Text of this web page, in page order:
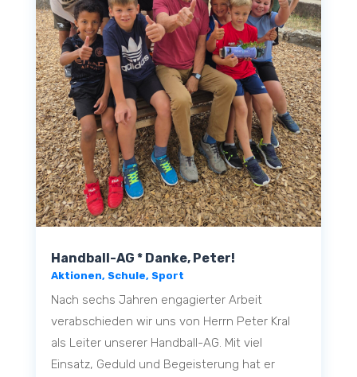
Handball-AG * Danke, Peter!
Aktionen, Schule, Sport
Nach sechs Jahren engagierter Arbeit
verabschieden wir uns von Herrn Peter Kral
als Leiter unserer Handball-AG. Mit viel
Einsatz, Geduld und Begeisterung hat er